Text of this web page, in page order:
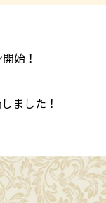
始！
ました！